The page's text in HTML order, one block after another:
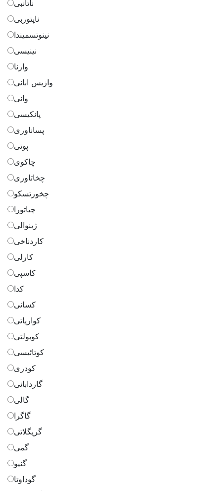
ناتانبی
ناپتوربی
نینوتسمیندا
نینیسی
وارنا
وازیس ابانی
وانی
پانکیسی
پساناوری
پوتی
چاکوی
چخاتاوری
چخورتسکو
چیاتورا
ژینوالی
کاردناخی
کارلی
کاسپی
کدا
کسانی
کواریاتی
کوبولتی
کوتائیسی
کودری
گاردابانی
گالی
گاگرا
گریگلاتی
گمی
گنیو
گوداوتا